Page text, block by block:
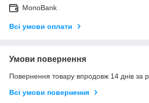
MonoBank
Всі умови оплати
Умови повернення
Повернення товару впродовж 14 днів за
Всі умови повернення